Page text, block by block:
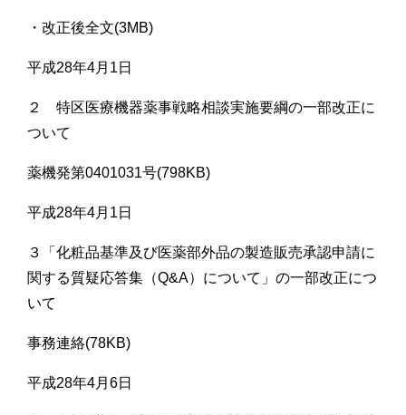
・改正後全文(3MB)
平成28年4月1日
２ 特区医療機器薬事戦略相談実施要綱の一部改正に
ついて
薬機発第0401031号(798KB)
平成28年4月1日
３「化粧品基準及び医薬部外品の製造販売承認申請に
関する質疑応答集（Q&A）について」の一部改正につ
いて
事務連絡(78KB)
平成28年4月6日